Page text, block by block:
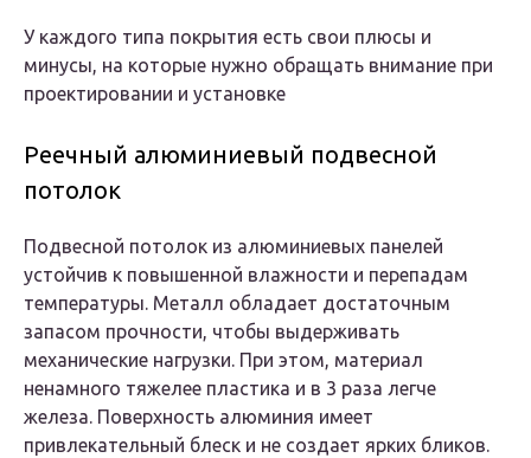
У каждого типа покрытия есть свои плюсы и
минусы, на которые нужно обращать внимание при
проектировании и установке
Реечный алюминиевый подвесной
потолок
Подвесной потолок из алюминиевых панелей
устойчив к повышенной влажности и перепадам
температуры. Металл обладает достаточным
запасом прочности, чтобы выдерживать
механические нагрузки. При этом, материал
ненамного тяжелее пластика и в 3 раза легче
железа. Поверхность алюминия имеет
привлекательный блеск и не создает ярких бликов.